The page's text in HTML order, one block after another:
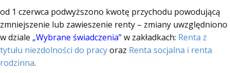
od 1 czerwca podwyższono kwotę przychodu powodującą
zmniejszenie lub zawieszenie renty – zmiany uwzględniono
w dziale „Wybrane świadczenia”w zakładkach: Renta z
tytułu niezdolności do pracyoraz Renta socjalna i renta
rodzinna.